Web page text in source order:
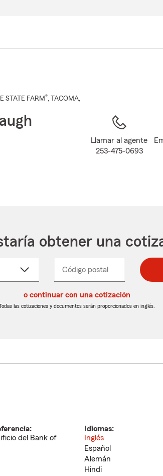
STATE FARM®, TACOMA,
Llamar al agente
253-475-0693
obtener una
Código postal
postal
de
postal
de
_____
o continuar con una cotización
las cotizaciones y documentos serán proporcionados en inglés.
del Bank of
Idiomas:
Inglés
Español
Alemán
Hindi